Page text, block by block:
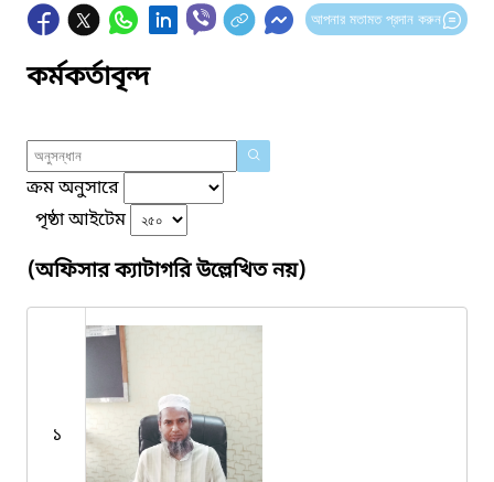
আপনার মতামত প্রদান করুন
কর্মকর্তাবৃন্দ
ক্রম অনুসারে
পৃষ্ঠা আইটেম
(অফিসার ক্যাটাগরি উল্লেখিত নয়)
১